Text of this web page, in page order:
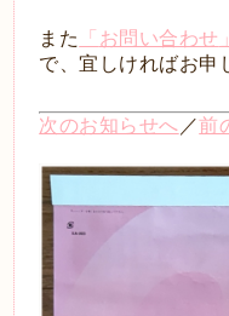
また 「 お問い合わせ
で、宜しければお申
次のお知らせへ ／前